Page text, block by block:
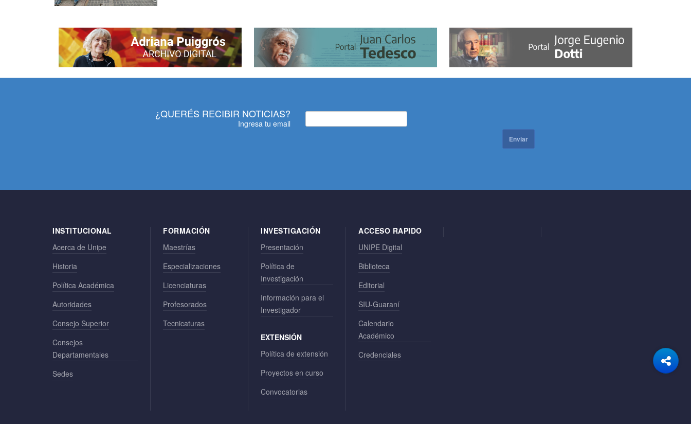
¿QUERÉS RECIBIR NOTICIAS?
Ingresa tu email
Enviar
INSTITUCIONAL
Acerca de Unipe
Historia
Política Académica
Autoridades
Consejo Superior
Consejos
Departamentales
Sedes
FORMACIÓN
Maestrías
Especializaciones
Licenciaturas
Profesorados
Tecnicaturas
INVESTIGACIÓN
Presentación
Política de
Investigación
Información para el
Investigador
EXTENSIÓN
Política de extensión
Proyectos en curso
Convocatorias
ACCESO RAPIDO
UNIPE Digital
Biblioteca
Editorial
SIU-Guaraní
Calendario
Académico
Credenciales